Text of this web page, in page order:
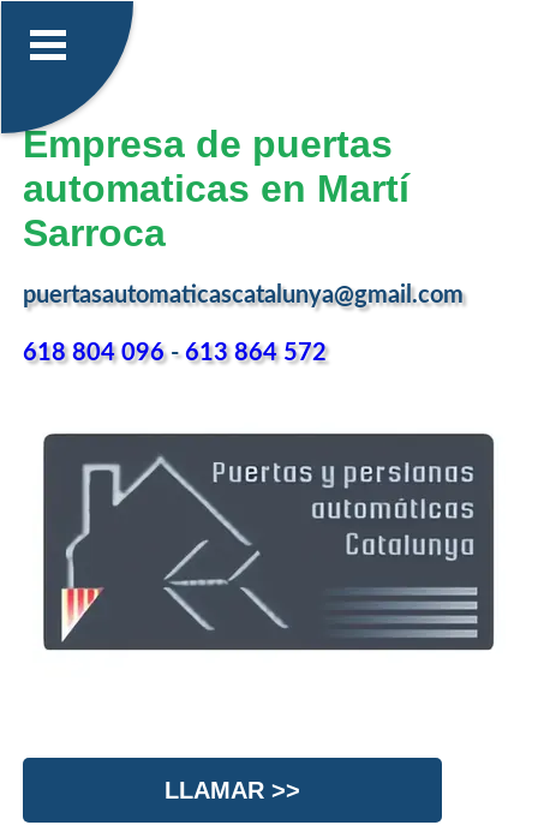
Empresa de puertas
automaticas en Martí
Sarroca
puertasautomaticascatalunya@gmail.com
618 804 096-613 864 572
LLAMAR >>